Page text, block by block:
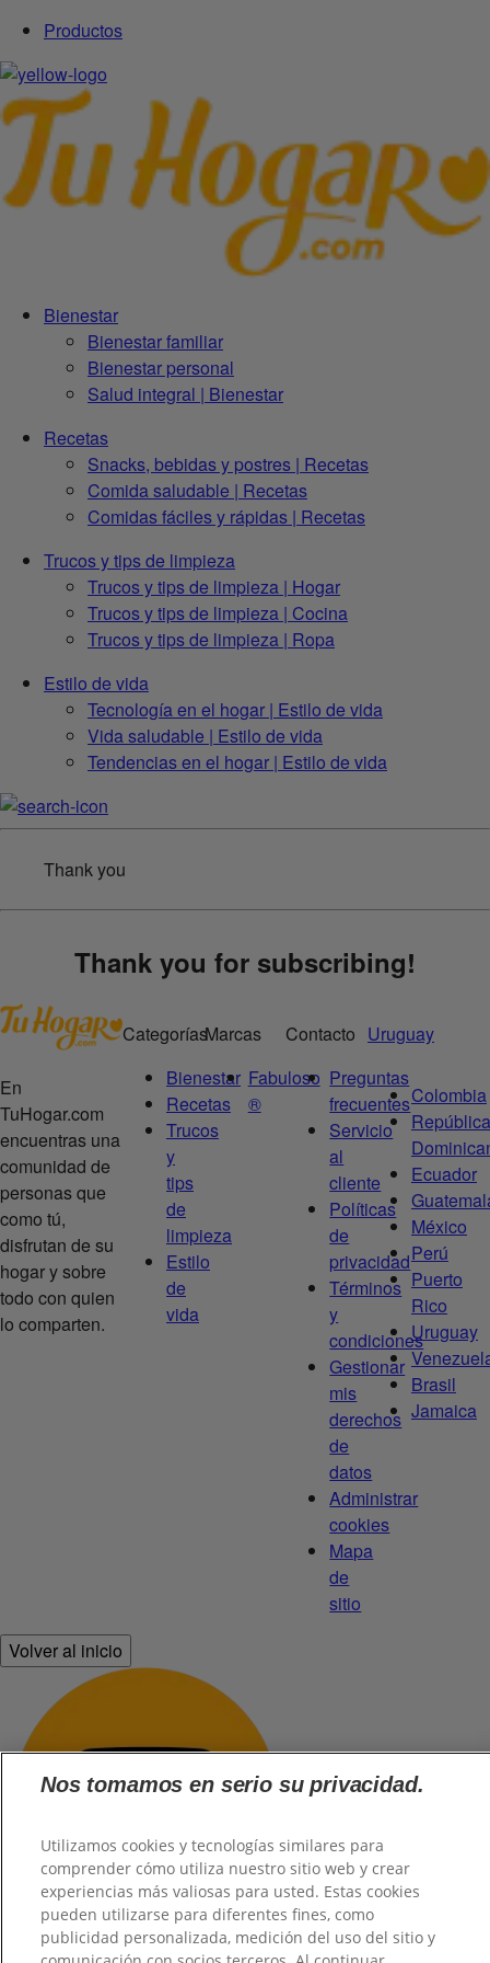
Productos
Bienestar
Bienestar familiar
Bienestar personal
Salud integral | Bienestar
Recetas
Snacks, bebidas y postres | Recetas
Comida saludable | Recetas
Comidas fáciles y rápidas | Recetas
Trucos y tips de limpieza
Trucos y tips de limpieza | Hogar
Trucos y tips de limpieza | Cocina
Trucos y tips de limpieza | Ropa
Estilo de vida
Tecnología en el hogar | Estilo de vida
Vida saludable | Estilo de vida
Tendencias en el hogar | Estilo de vida
Thank you
Thank you for subscribing!
En
TuHogar.com
encuentras una
comunidad de
personas que
como tú,
disfrutan de su
hogar y sobre
todo con quien
lo comparten.
Categorías
Bienestar
Recetas
Trucos
y
tips
de
limpieza
Estilo
de
vida
Marcas
Fabuloso
®
Contacto
Preguntas
frecuentes
Servicio
al
cliente
Políticas
de
privacidad
Términos
y
condiciones
Gestionar
mis
derechos
de
datos
Administrar
cookies
Mapa
de
sitio
Uruguay
Colombia
República
Ecuador
México
Perú
Puerto
Rico
Uruguay
Brasil
Jamaica
Volver al inicio
Nos tomamos en serio su privacidad.
Utilizamos cookies y tecnologías similares para
comprender cómo utiliza nuestro sitio web y crear
experiencias más valiosas para usted. Estas cookies
pueden utilizarse para diferentes fines, como
publicidad personalizada, medición del uso del sitio y